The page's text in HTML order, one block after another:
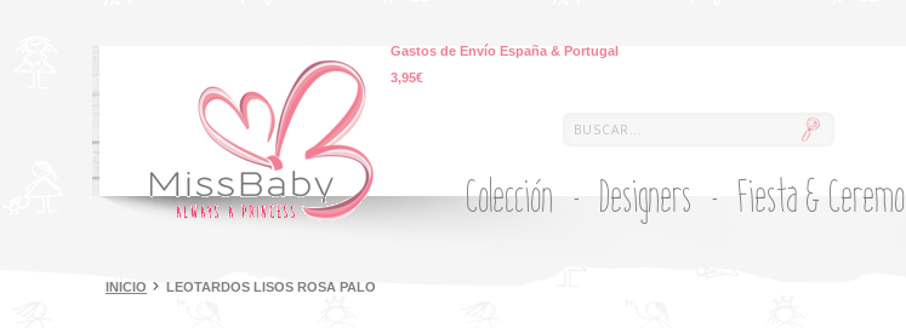
Gastos de Envío España & Portugal
3,95€
Colección Designers Fiesta &
INICIO LEOTARDOS LISOS ROSA PALO